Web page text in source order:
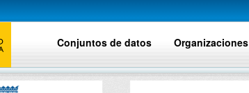
Conjuntos de datos Organizaciones